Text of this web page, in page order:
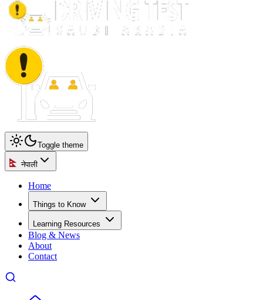
Toggle theme
नेपाली
Home
Things to Know
Learning Resources
Blog & News
About
Contact